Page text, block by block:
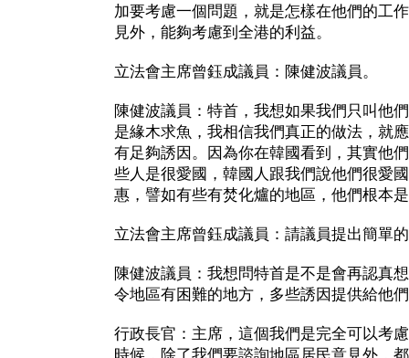
加要考慮一個問題，就是怎樣在他們的工
見外，能夠考慮到全港的利益。
立法會主席曾鈺成議員：陳健波議員。
陳健波議員：特首，我想如果我們只叫他
是緣木求魚，我相信我們真正的做法，就
有足夠誘因。因為你在韓國看到，其實他
些人是很愛國，韓國人跟我們說他們很愛
惠，譬如有些有焚化爐的地區，他們根本
立法會主席曾鈺成議員：請議員提出簡單
陳健波議員：我想問特首是不是會再認真
令地區有困難的地方，多些誘因提供給他
行政長官：主席，這個我們是完全可以考